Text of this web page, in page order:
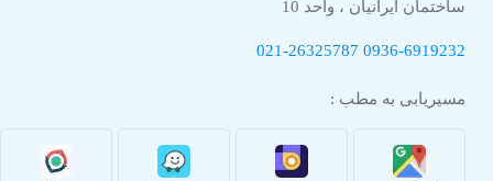
ساختمان ایرانیان ، واحد 10
0936-6919232
021-26325787
مسیریابی به مطب :